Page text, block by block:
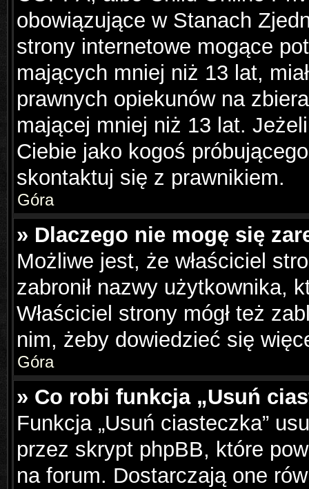
obowiązujące w Stanach
strony internetowe mogące
mających mniej niż 13 lat,
prawnych opiekunów na
mającej mniej niż 13 lat.
Ciebie jako kogoś
skontaktuj się z prawnikiem.
Góra
» Dlaczego nie mogę się
Możliwe jest, że właściciel
zabronił nazwy użytkownika,
Właściciel strony mógł też
nim, żeby dowiedzieć się
Góra
» Co robi funkcja „Usuń
Funkcja „Usuń ciasteczka”
przez skrypt phpBB, które
na forum. Dostarczają one